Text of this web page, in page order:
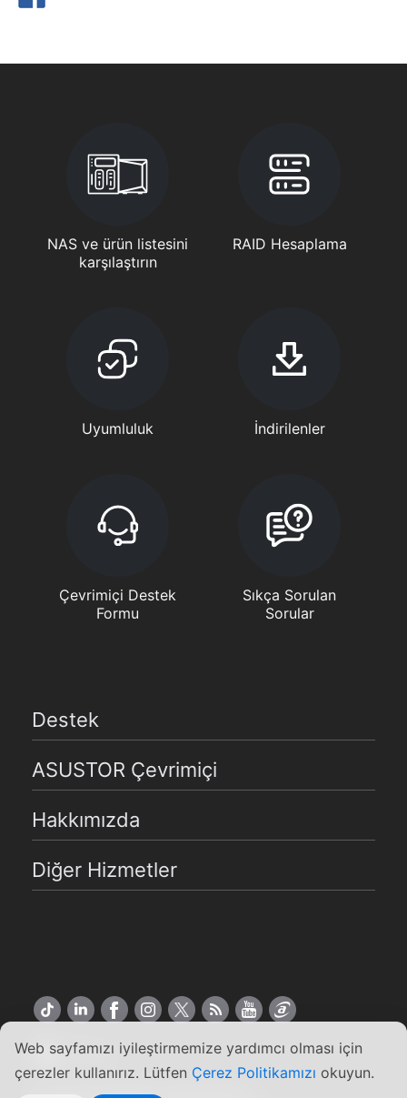
Web sayfamızı iyileştirmemize yardımcı olması için
çerezler kullanırız. Lütfen Çerez Politikamızı okuyun.
NAS ve ürün listesini
karşılaştırın
RAID Hesaplama
Uyumluluk İndirilenler
Çevrimiçi Destek
Formu
Sıkça Sorulan
Sorular
Destek
ASUSTOR Çevrimiçi
Hakkımızda
Diğer Hizmetler
Türkçe
Copyright ©2026 ASUSTOR Inc.